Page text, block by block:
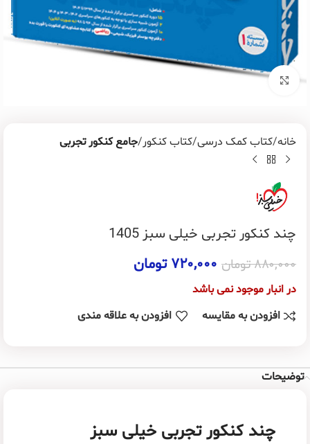
برای بزرگنمایی کلیک کنید
خانه کتاب کمک درسی کتاب کنکور جامع کنکور تجربی
چند کنکور تجربی خیلی سبز 1405
۸۸۰,۰۰۰ تومان ۷۲۰,۰۰۰ تومان
در انبار موجود نمی باشد
افزودن به مقایسه
افزودن به علاقه مندی
توضیحات
چند کنکور تجربی خیلی سبز